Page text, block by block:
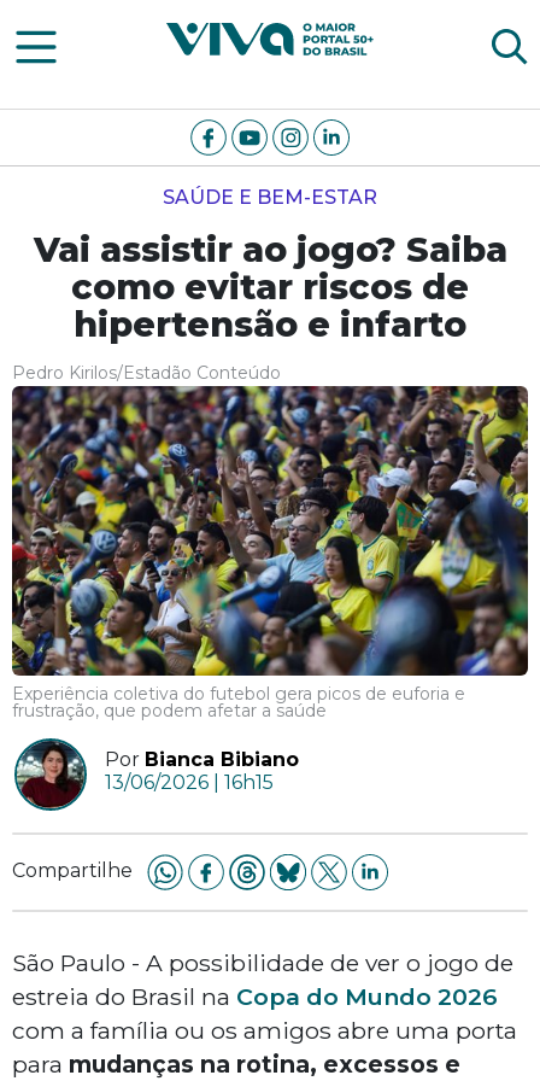
Viva Notícias
SAÚDE E BEM-ESTAR
Vai assistir ao jogo? Saiba
como evitar riscos de
hipertensão e infarto
Pedro Kirilos/Estadão Conteúdo
Experiência coletiva do futebol gera picos de euforia e
frustração, que podem afetar a saúde
Por Bianca Bibiano
13/06/2026 | 16h15
Compartilhe
São Paulo - A possibilidade de ver o jogo de
estreia do Brasil na Copa do Mundo 2026
com a família ou os amigos abre uma porta
para mudanças na rotina, excessos e